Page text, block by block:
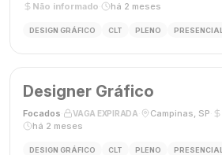
Não informado
há 2 meses
DESIGN GRÁFICO CLT PLENO PRESENCIAL
Designer Gráfico
Focados VAGA EXPIRADA Campinas, SP
há 2 meses
DESIGN GRÁFICO CLT PLENO PRESENCIAL